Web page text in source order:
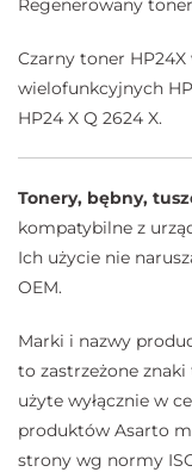
Regenerowany
Czarny toner
wielofunkcyjnych
HP24 X Q 2624 X.
Tonery, bębny,
kompatybilne z
Ich użycie nie
OEM.
Marki i nazwy
to zastrzeżone
użyte wyłącznie w
produktów Asarto
strony wg normy